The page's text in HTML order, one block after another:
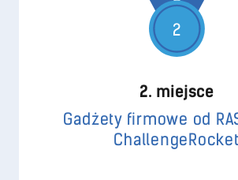
2
2. miejsce
Gadżety firmowe od
ChallengeRocket